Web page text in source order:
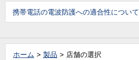
携帯電話の電波防護への適合性について
ホーム 製品 店舗の選択